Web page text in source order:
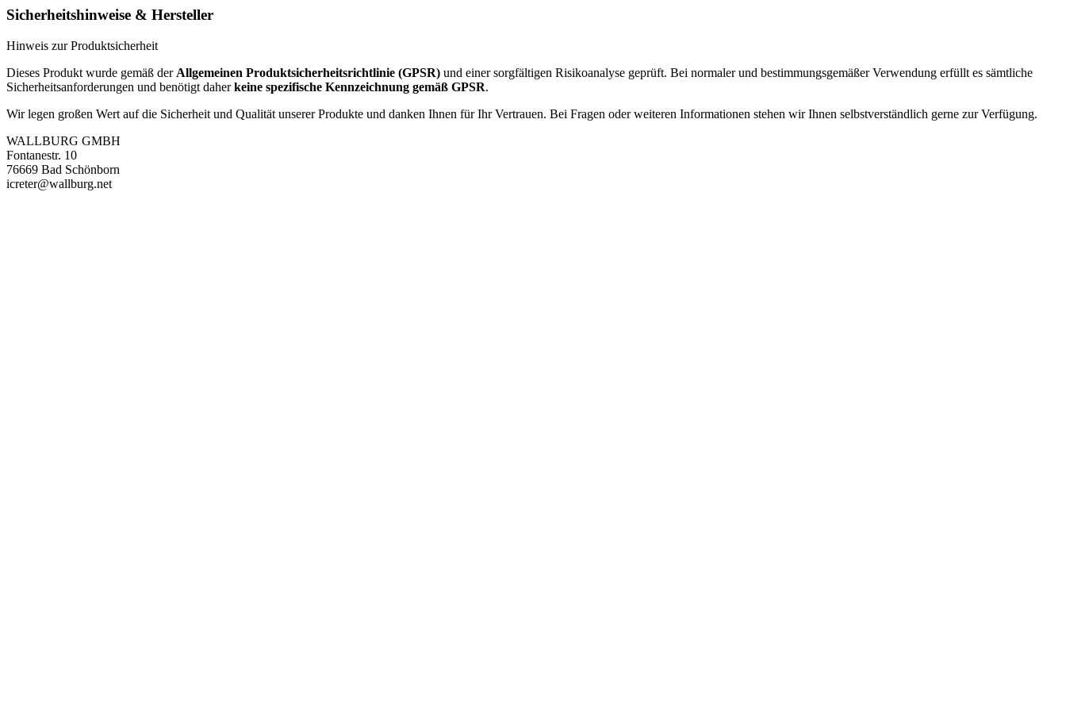
Sicherheitshinweise & Hersteller
Hinweis zur Produktsicherheit
Dieses Produkt wurde gemäß der Allgemeinen Produktsicherheitsrichtlinie (GPSR) und einer sorgfältigen Risikoanalyse geprüft. Bei normaler und bestimmungsgemäßer Verwendung erfüllt es sämtliche
Sicherheitsanforderungen und benötigt daherkeine spezifische Kennzeichnung gemäß GPSR.
Wir legen großen Wert auf die Sicherheit und Qualität unserer Produkte und danken Ihnen für Ihr Vertrauen. Bei Fragen oder weiteren Informationen stehen wir Ihnen selbstverständlich gerne zur Verfügung.
WALLBURG GMBH
Fontanestr. 10
76669 Bad Schönborn
icreter@wallburg.net